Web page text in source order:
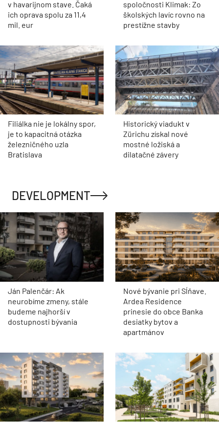
v havarijnom stave. Čaká
ich oprava spolu za 11,4
mil. eur
spoločnosti Klimak: Zo
školských lavíc rovno na
prestížne stavby
Filiálka nie je lokálny spor,
je to kapacitná otázka
železničného uzla
Bratislava
Historický viadukt v
Zürichu získal nové
mostné ložiská a
dilatačné závery
DEVELOPMENT
Ján Palenčár: Ak
neurobíme zmeny, stále
budeme najhorší v
dostupnosti bývania
Nové bývanie pri Sĺňave.
Ardea Residence
prinesie do obce Banka
desiatky bytov a
apartmánov